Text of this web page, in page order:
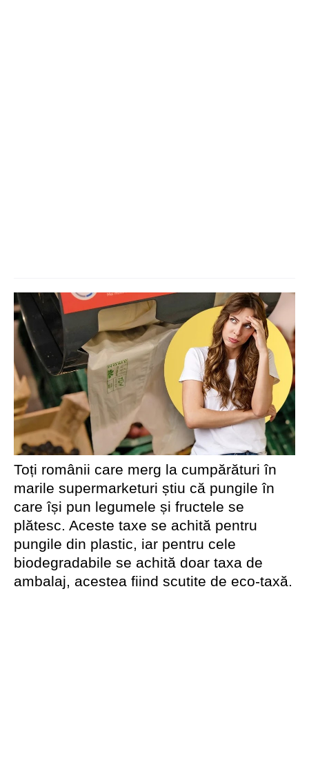
Toți românii care merg la cumpărături în
marile supermarketuri știu că pungile în
care își pun legumele și fructele se
plătesc. Aceste taxe se achită pentru
pungile din plastic, iar pentru cele
biodegradabile se achită doar taxa de
ambalaj, acestea fiind scutite de eco-taxă.